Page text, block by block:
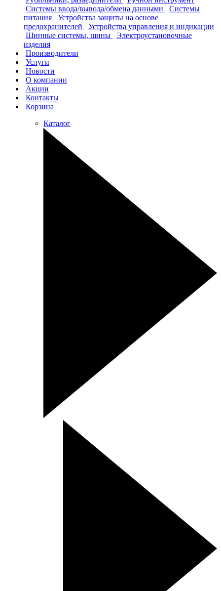
Системы ввода/вывода/обмена данными
Системы
питания
Устройства защиты на основе
предохранителей
Устройства управления и индикации
Шинные системы, шины
Электроустановочные
изделия
Производители
Услуги
Новости
О компании
Акции
Контакты
Корзина
Каталог